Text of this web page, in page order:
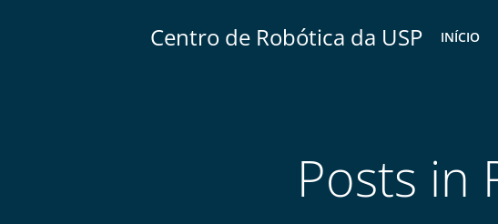
Centro de Robótica da USP INÍCIO
Posts in